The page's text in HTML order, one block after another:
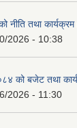
नीति तथा
2026 - 10:38
को बजेट तथा
2026 - 11:30